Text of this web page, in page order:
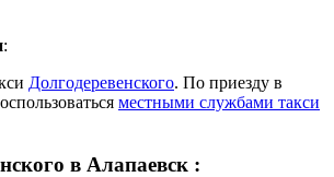
:
Долгодеревенского. По приезду в
местными службами такси
в Алапаевск :